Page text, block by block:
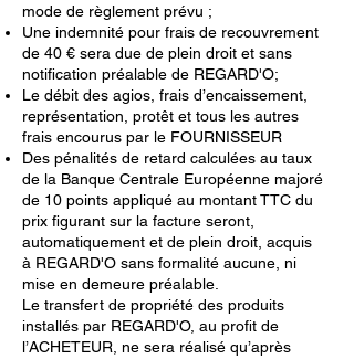
mode de règlement prévu ;
Une indemnité pour frais de recouvrement
de 40 € sera due de plein droit et sans
notification préalable de REGARD'O;
Le débit des agios, frais d’encaissement,
représentation, protêt et tous les autres
frais encourus par le FOURNISSEUR
Des pénalités de retard calculées au taux
de la Banque Centrale Européenne majoré
de 10 points appliqué au montant TTC du
prix figurant sur la facture seront,
automatiquement et de plein droit, acquis
à REGARD'O sans formalité aucune, ni
mise en demeure préalable.
Le transfert de propriété des produits
installés par REGARD'O, au profit de
l’ACHETEUR, ne sera réalisé qu’après